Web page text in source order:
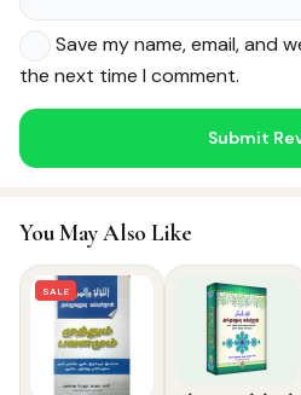
Save my name, email, and
the next time I comment.
You May Also Like
SALE